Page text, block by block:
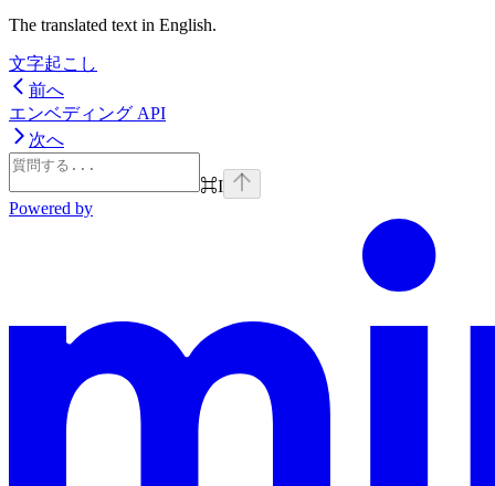
The translated text in English.
文字起こし
前へ
エンベディング API
次へ
⌘I
Powered by